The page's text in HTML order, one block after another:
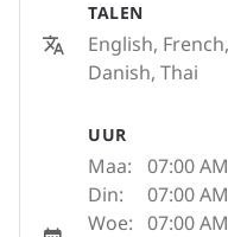
TALEN
English,
Danish, Thai
UUR
Maa: 07:00 AM
Din:
07:00 AM
Woe: 07:00 AM